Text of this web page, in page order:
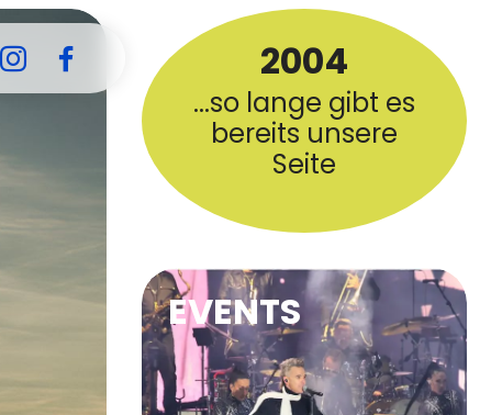
2004
...so lange gibt es
bereits unsere
Seite
EVENTS